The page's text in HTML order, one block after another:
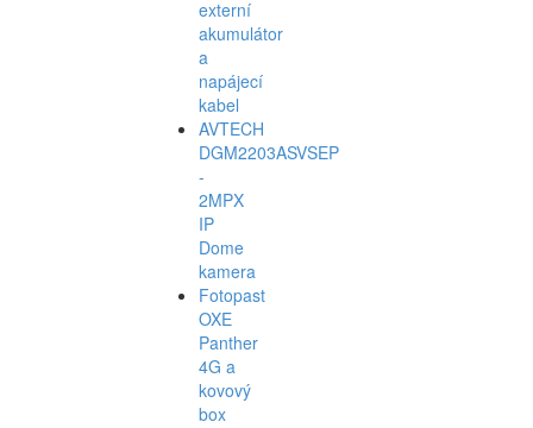
externí
akumulátor
a
napájecí
kabel
AVTECH
DGM2203ASVSEP
-
2MPX
IP
Dome
kamera
Fotopast
OXE
Panther
4G a
kovový
box